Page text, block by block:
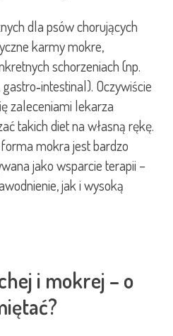
dla psów chorujących
karmy mokre,
schorzeniach (np.
Oczywiście
zaleceniami lekarza
takich diet na własną rękę.
mokra jest bardzo
jako wsparcie terapii –
jak i wysoką
i mokrej – o